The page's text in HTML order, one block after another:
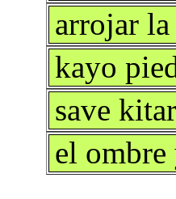
arrojar
kayo
save
el ombre